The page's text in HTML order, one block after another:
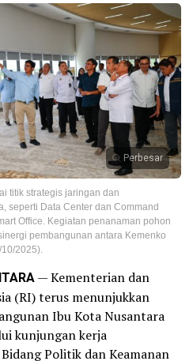
Perbesar
titik strategis jaringan dan
seperti Data Center dan Command
Office. Kegiatan penanaman pohon
pembangunan antara Kemenko
10/2025).
— Kementerian dan
(RI) terus menunjukkan
Ibu Kota Nusantara
kunjungan kerja
Politik dan Keamanan